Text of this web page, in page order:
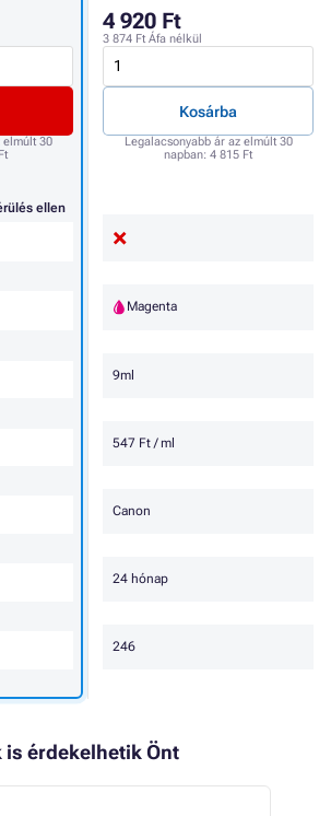
4 920 Ft
3 874 Ft Áfa nélkül
Kosárba
Legalacsonyabb ár az elmúlt 30
napban: 4 815 Ft
Magenta
9ml
547 Ft / ml
Canon
24 hónap
246
elmúlt 30
ellen
is érdekelhetik Önt